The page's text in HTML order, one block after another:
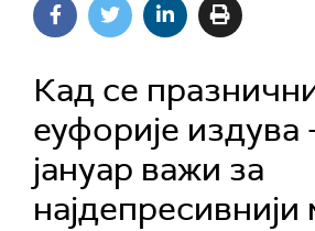
Кад се
еуфорије издува
јануар важи за